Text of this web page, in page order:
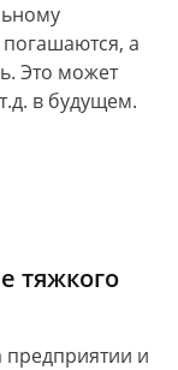
а
Это может
в будущем.
тяжкого
предприятии и